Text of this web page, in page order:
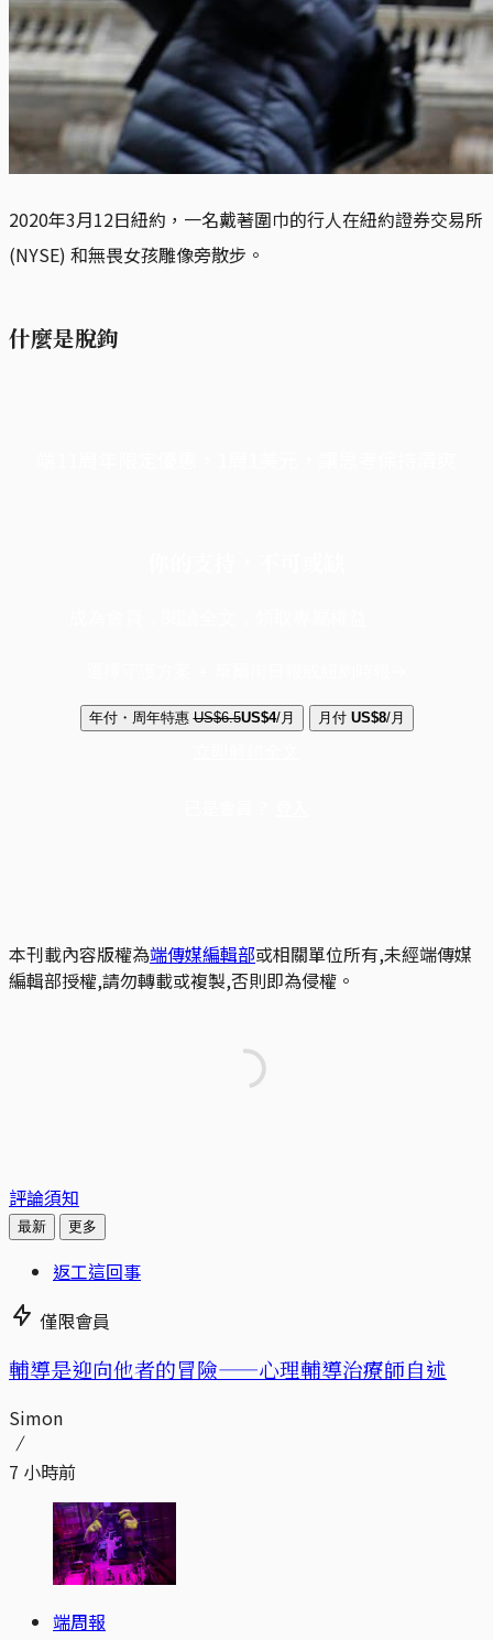
2020年3月12日紐約，一名戴著圍巾的行人在紐約證券交易所
(NYSE) 和無畏女孩雕像旁散步。
什麼是脫鉤
年付・周年特惠 US$6.5US$4/月 月付 US$8/月
本刊載內容版權為端傳媒編輯部或相關單位所有,未經端傳媒
編輯部授權,請勿轉載或複製,否則即為侵權。
評論須知
最新 更多
返工這回事
僅限會員
輔導是迎向他者的冒險——心理輔導治療師自述
Simon
7 小時前
端周報